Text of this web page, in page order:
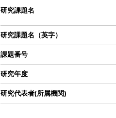
研究課題名
研究課題名（英字）
課題番号
研究年度
研究代表者(所属機関)